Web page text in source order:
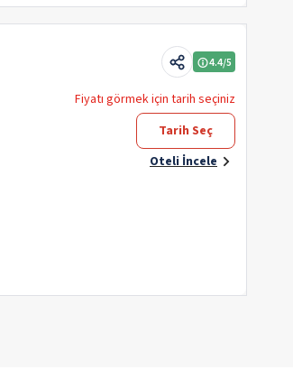
4.4/5
Fiyatı görmek için tarih seçiniz
Tarih Seç
Oteli İncele